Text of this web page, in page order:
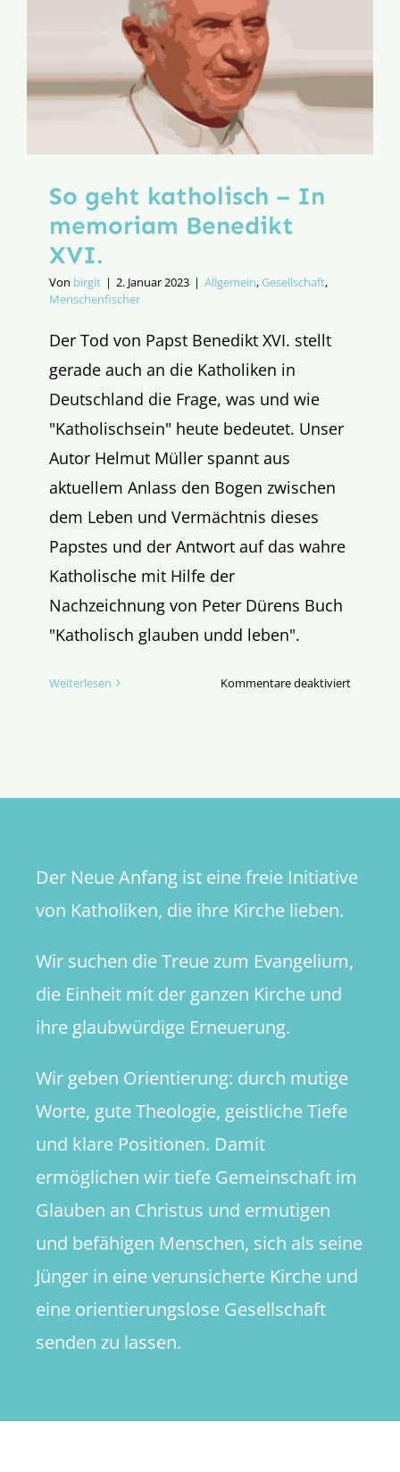
So geht katholisch – In
memoriam Benedikt
XVI.
Von birgit | 2. Januar 2023 | Allgemein,Gesellschaft,
Menschenfischer
Der Tod von Papst Benedikt XVI. stellt
gerade auch an die Katholiken in
Deutschland die Frage, was und wie
"Katholischsein" heute bedeutet. Unser
Autor Helmut Müller spannt aus
aktuellem Anlass den Bogen zwischen
dem Leben und Vermächtnis dieses
Papstes und der Antwort auf das wahre
Katholische mit Hilfe der
Nachzeichnung von Peter Dürens Buch
"Katholisch glauben undd leben".
Weiterlesen Kommentare deaktiviertfür
Der Neue Anfang ist eine freie Initiative
von Katholiken, die ihre Kirche lieben.
Wir suchen die Treue zum Evangelium,
die Einheit mit der ganzen Kirche und
ihre glaubwürdige Erneuerung.
Wir geben Orientierung: durch mutige
Worte, gute Theologie, geistliche Tiefe
und klare Positionen. Damit
ermöglichen wir tiefe Gemeinschaft im
Glauben an Christus und ermutigen
und befähigen Menschen, sich als seine
Jünger in eine verunsicherte Kirche und
eine orientierungslose Gesellschaft
senden zu lassen.